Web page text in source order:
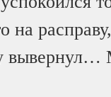
вывернул…